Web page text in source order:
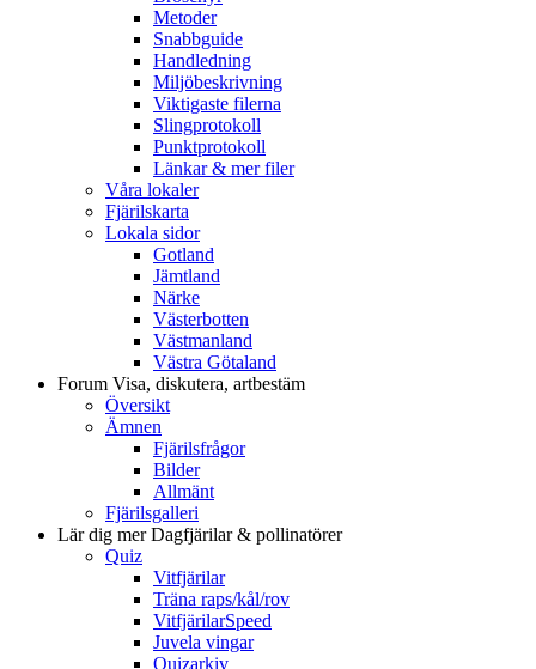
Metoder
Snabbguide
Handledning
Miljöbeskrivning
Viktigaste filerna
Slingprotokoll
Punktprotokoll
Länkar & mer filer
Våra lokaler
Fjärilskarta
Lokala sidor
Gotland
Jämtland
Närke
Västerbotten
Västmanland
Västra Götaland
Forum Visa, diskutera, artbestäm
Översikt
Ämnen
Fjärilsfrågor
Bilder
Allmänt
Fjärilsgalleri
Lär dig merDagfjärilar & pollinatörer
Quiz
Vitfjärilar
Träna raps/kål/rov
VitfjärilarSpeed
Juvela vingar
Quizarkiv